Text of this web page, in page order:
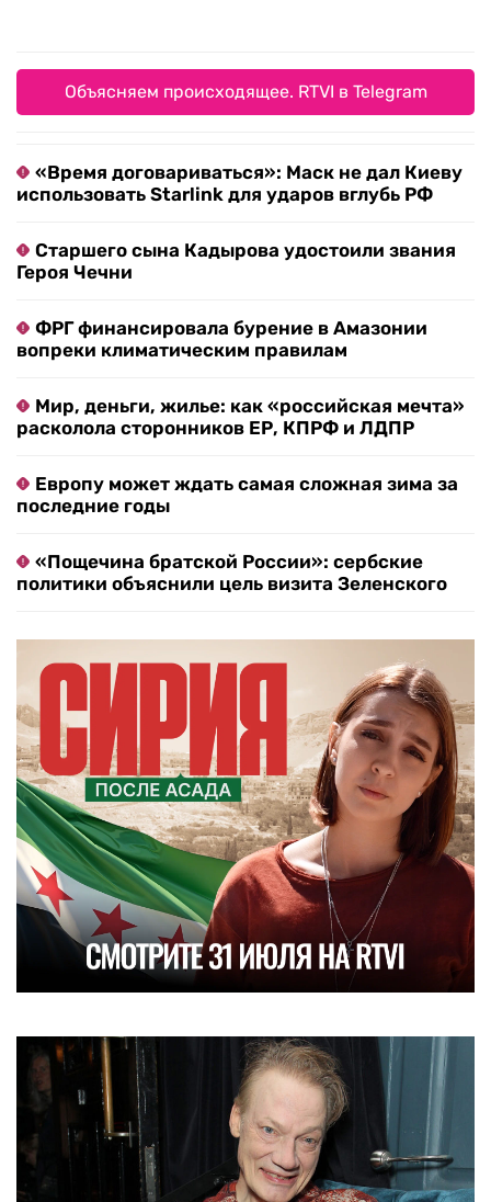
Объясняем происходящее. RTVI в Telegram
«Время договариваться»: Маск не дал Киеву
использовать Starlink для ударов вглубь РФ
Старшего сына Кадырова удостоили звания
Героя Чечни
ФРГ финансировала бурение в Амазонии
вопреки климатическим правилам
Мир, деньги, жилье: как «российская мечта»
расколола сторонников ЕР, КПРФ и ЛДПР
Европу может ждать самая сложная зима за
последние годы
«Пощечина братской России»: сербские
политики объяснили цель визита Зеленского